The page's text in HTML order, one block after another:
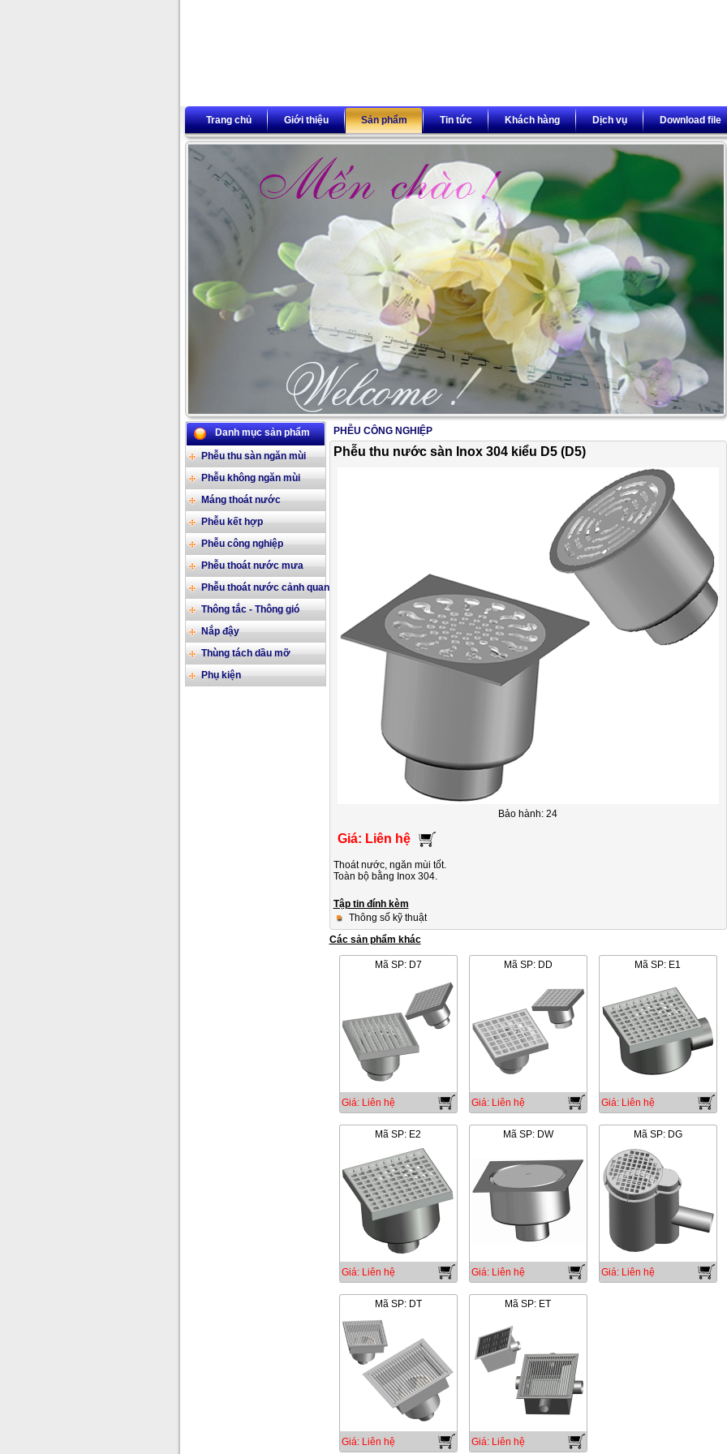
Trang chủ Giới thiệu Sản phẩm Tin tức Khách hàng Dịch vụ Download file
2/17
Danh mục sản phẩm
Phễu thu sàn ngăn mùi
Phễu không ngăn mùi
Máng thoát nước
Phễu kết hợp
Phễu công nghiệp
Phễu thoát nước mưa
Phễu thoát nước cảnh quan
Thông tắc - Thông gió
Nắp đậy
Thùng tách dầu mỡ
Phụ kiện
PHỄU CÔNG NGHIỆP
Phễu thu nước sàn Inox 304 kiểu D5 (D5)
Bảo hành: 24
Giá: Liên hệ
Thoát nước, ngăn mùi tốt.
Toàn bộ bằng Inox 304.
Tập tin đính kèm
Thông số kỹ thuật
Các sản phẩm khác
Mã SP: D7
Giá: Liên hệ
Mã SP: DD
Giá: Liên hệ
Mã SP: E1
Giá: Liên hệ
Mã SP: E2
Giá: Liên hệ
Mã SP: DW
Giá: Liên hệ
Mã SP: DG
Giá: Liên hệ
Mã SP: DT
Giá: Liên hệ
Mã SP: ET
Giá: Liên hệ